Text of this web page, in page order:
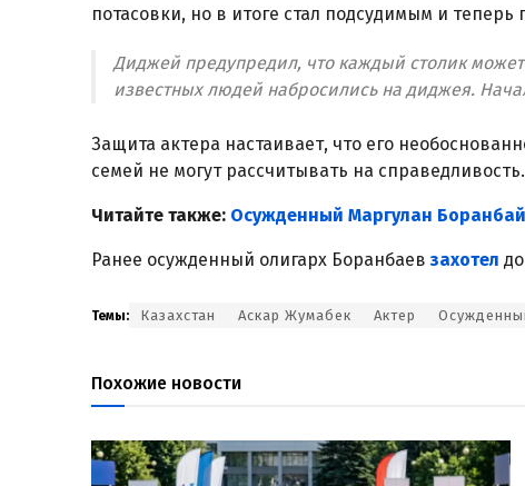
потасовки, но в итоге стал подсудимым и
Диджей предупредил, что каждый столик
известных людей набросились на диджея.
Защита актера настаивает, что его
семей не могут рассчитывать на справедливость.
Читайте также: Осужденный Маргулан
Ранее осужденный олигарх Боранбаевзахотел
Темы: Казахстан Аскар Жумабек Актер
Похожие новости